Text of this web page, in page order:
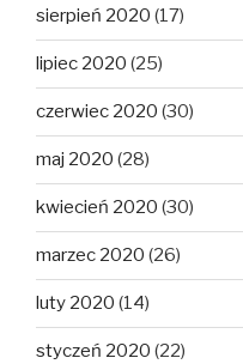
sierpień 2020 (17)
lipiec 2020 (25)
czerwiec 2020 (30)
maj 2020 (28)
kwiecień 2020 (30)
marzec 2020 (26)
luty 2020 (14)
styczeń 2020 (22)